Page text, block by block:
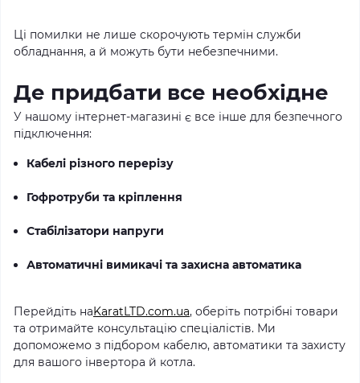
Ці помилки не лише скорочують термін служби
обладнання, а й можуть бути небезпечними.
Де придбати все необхідне
У нашому інтернет-магазині є все інше для безпечного
підключення:
Кабелі різного перерізу
Гофротруби та кріплення
Стабілізатори напруги
Автоматичні вимикачі та захисна автоматика
Перейдіть наKaratLTD.com.ua, оберіть потрібні товари
та отримайте консультацію спеціалістів. Ми
допоможемо з підбором кабелю, автоматики та захисту
для вашого інвертора й котла.